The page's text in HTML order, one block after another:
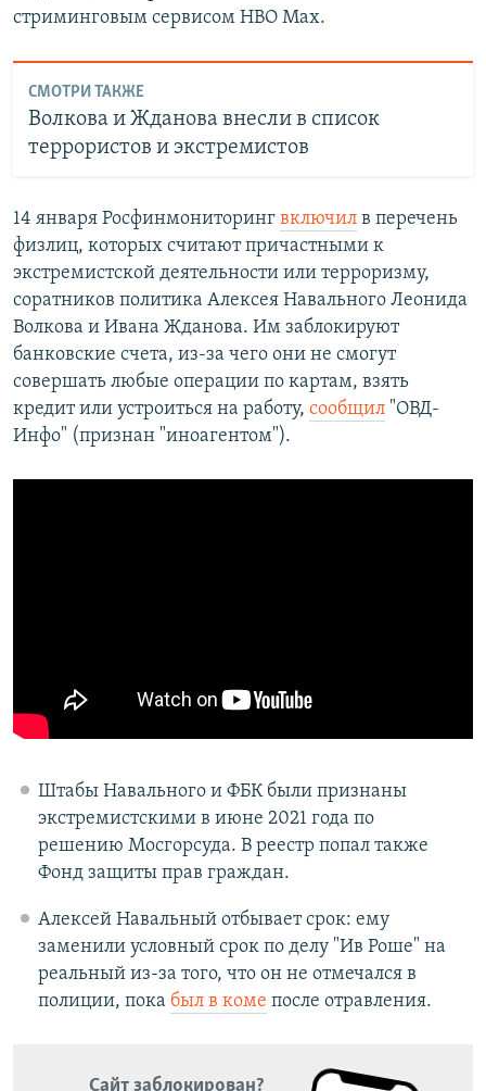
стриминговым сервисом HBO Max.
СМОТРИ ТАКЖЕ
Волкова и Жданова внесли в список
террористов и экстремистов
14 января Росфинмониторинг включил в перечень
физлиц, которых считают причастными к
экстремистской деятельности или терроризму,
соратников политика Алексея Навального Леонида
Волкова и Ивана Жданова. Им заблокируют
банковские счета, из-за чего они не смогут
совершать любые операции по картам, взять
кредит или устроиться на работу, сообщил "ОВД-
Инфо" (признан "иноагентом").
Штабы Навального и ФБК были признаны
экстремистскими в июне 2021 года по
решению Мосгорсуда. В реестр попал также
Фонд защиты прав граждан.
Алексей Навальный отбывает срок: ему
заменили условный срок по делу "Ив Роше" на
реальный из-за того, что он не отмечался в
полиции, пока был в коме после отравления.
Сайт заблокирован?